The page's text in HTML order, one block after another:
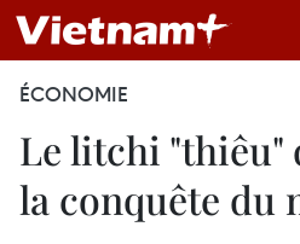
ÉCONOMIE
Le litchi "thiêu"
la conquête du